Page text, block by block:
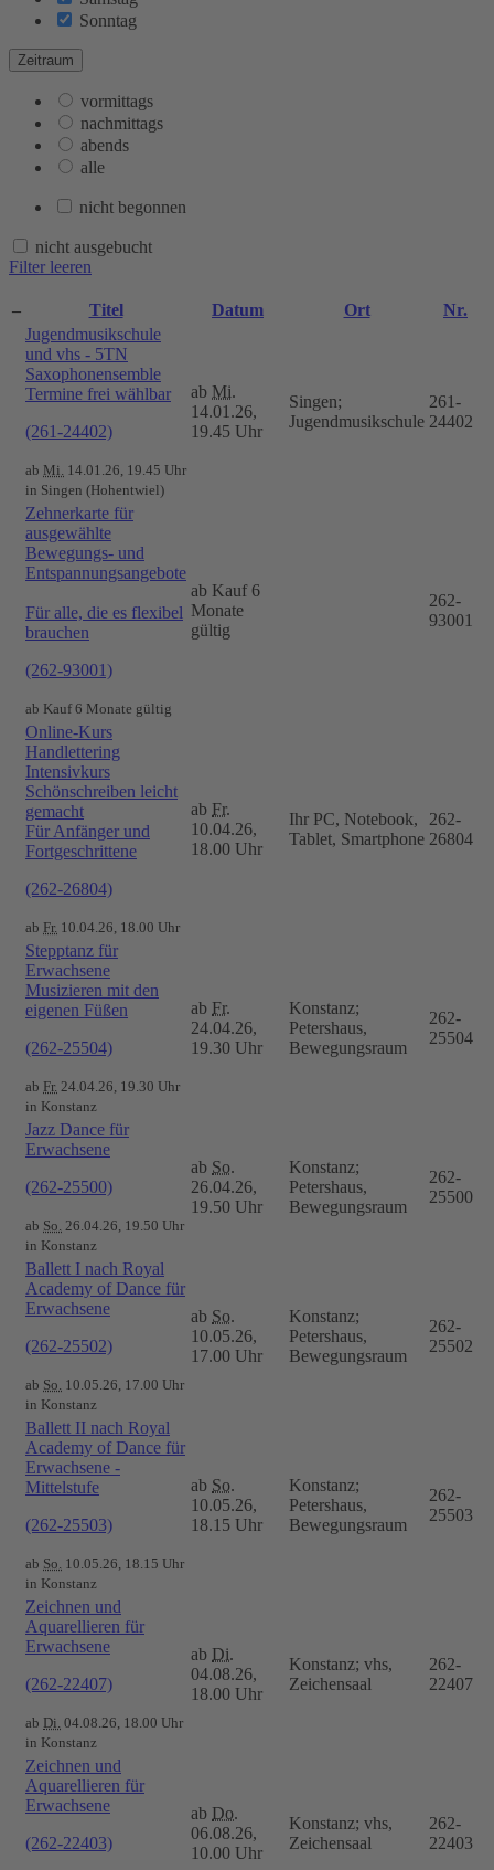
Sonntag
Zeitraum
vormittags
nachmittags
abends
alle
nicht begonnen
nicht ausgebucht
Filter leeren
– Titel Datum Ort
Nr.
Jugendmusikschule
und vhs - 5TN
Saxophonensemble
Termine frei wählbar
(261-24402)
ab Mi. 14.01.26, 19.45 Uhr
in Singen (Hohentwiel)
ab Mi.
14.01.26,
19.45 Uhr
Singen;
Jugendmusikschule
261-
24402
Zehnerkarte für
ausgewählte
Bewegungs- und
Entspannungsangebote
Für alle, die es flexibel
brauchen
(262-93001)
ab Kauf 6 Monate gültig
ab Kauf 6
Monate
gültig
262-
93001
Online-Kurs
Handlettering
Intensivkurs
Schönschreiben leicht
gemacht
Für Anfänger und
Fortgeschrittene
(262-26804)
ab Fr. 10.04.26, 18.00 Uhr
ab Fr.
10.04.26,
18.00 Uhr
Ihr PC, Notebook,
Tablet, Smartphone
262-
26804
Stepptanz für
Erwachsene
Musizieren mit den
eigenen Füßen
(262-25504)
ab Fr. 24.04.26, 19.30 Uhr
in Konstanz
ab Fr.
24.04.26,
19.30 Uhr
Konstanz;
Petershaus,
Bewegungsraum
262-
25504
Jazz Dance für
Erwachsene
(262-25500)
ab So. 26.04.26, 19.50 Uhr
in Konstanz
ab So.
26.04.26,
19.50 Uhr
Konstanz;
Petershaus,
Bewegungsraum
262-
25500
Ballett I nach Royal
Academy of Dance für
Erwachsene
(262-25502)
ab So. 10.05.26, 17.00 Uhr
in Konstanz
ab So.
10.05.26,
17.00 Uhr
Konstanz;
Petershaus,
Bewegungsraum
262-
25502
Ballett II nach Royal
Academy of Dance für
Erwachsene -
Mittelstufe
(262-25503)
ab So. 10.05.26, 18.15 Uhr
in Konstanz
ab So.
10.05.26,
18.15 Uhr
Konstanz;
Petershaus,
Bewegungsraum
262-
25503
Zeichnen und
Aquarellieren für
Erwachsene
(262-22407)
ab Di. 04.08.26, 18.00 Uhr
in Konstanz
ab Di.
04.08.26,
18.00 Uhr
Konstanz; vhs,
Zeichensaal
262-
22407
Zeichnen und
Aquarellieren für
Erwachsene
(262-22403)
ab Do.
06.08.26,
10.00 Uhr
Konstanz; vhs,
Zeichensaal
262-
22403